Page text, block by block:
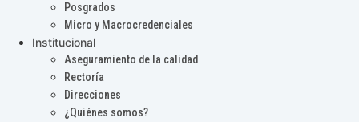
Posgrados
Micro y Macrocredenciales
Institucional
Aseguramiento de la calidad
Rectoría
Direcciones
¿Quiénes somos?